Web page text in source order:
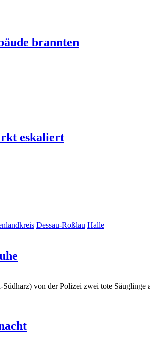
brannten
eskaliert
Dessau-Roßlau Halle
von der Polizei zwei tote Säuglinge